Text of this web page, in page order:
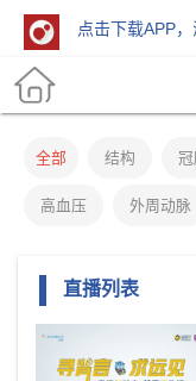
点击下载APP
全部 结构
高血压 外周动脉
直播列表